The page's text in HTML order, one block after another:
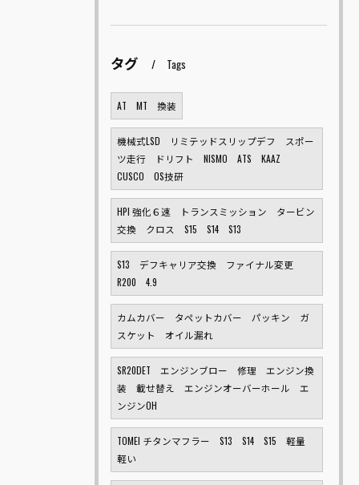
タグ Tags
AT MT 換装
機械式LSD リミテッドスリップデフ スポー
ツ走行 ドリフト NISMO ATS KAAZ
CUSCO OS技研
HPI 強化６速 トランスミッション タービン
交換 クロス S15 S14 S13
S13 デフキャリア交換 ファイナル変更
R200 4.9
カムカバー タペットカバー パッキン ガ
スケット オイル漏れ
SR20DET エンジンブロー 修理 エンジン換
装 載せ替え エンジンオーバーホール エ
ンジンOH
TOMEI チタンマフラー S13 S14 S15 軽量
軽い